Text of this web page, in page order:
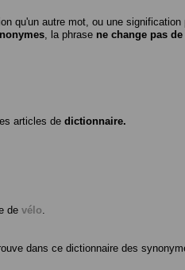
qu'un autre mot, ou une signification
, la phrase ne change pas
articles de dictionnaire.
de vélo
dans ce dictionnaire des